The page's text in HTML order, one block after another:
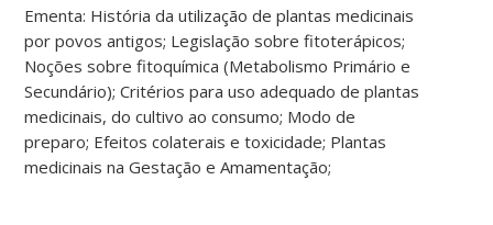
Ementa: História da utilização de plantas medicinais
por povos antigos; Legislação sobre fitoterápicos;
Noções sobre fitoquímica (Metabolismo Primário e
Secundário); Critérios para uso adequado de plantas
medicinais, do cultivo ao consumo; Modo de
preparo; Efeitos colaterais e toxicidade; Plantas
medicinais na Gestação e Amamentação;